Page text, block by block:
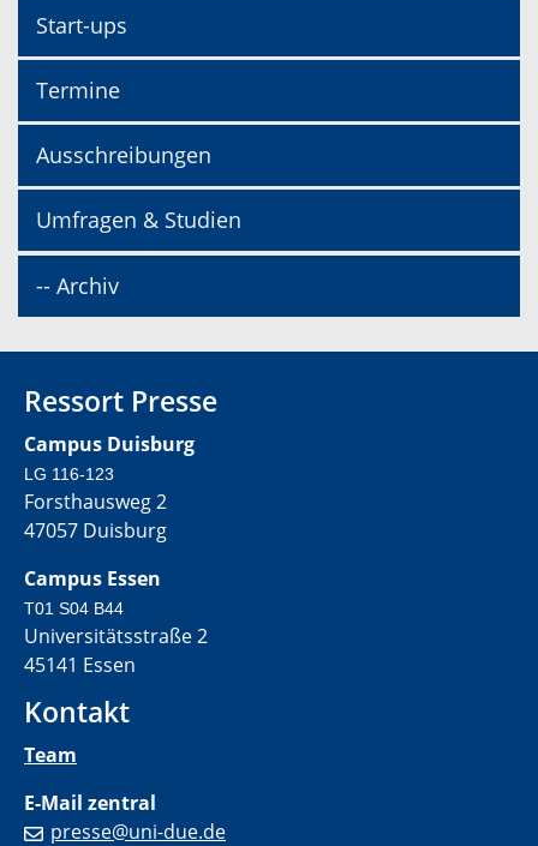
Start-ups
Termine
Ausschreibungen
Umfragen & Studien
-- Archiv
Ressort Presse
Campus Duisburg
LG 116-123
Forsthausweg 2
47057 Duisburg
Campus Essen
T01 S04 B44
Universitätsstraße 2
45141 Essen
Kontakt
Team
E-Mail zentral
presse@uni-due.de